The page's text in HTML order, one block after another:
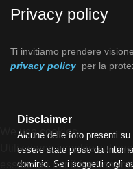
Privacy policy
Ti invitiamo prendere
privacy policy per la
Disclaimer
Alcune delle foto presenti
essere state prese da
dominio. Se i soggetti o gli
We use cookies
Utilizziamo i cookie sul
essenziali per il